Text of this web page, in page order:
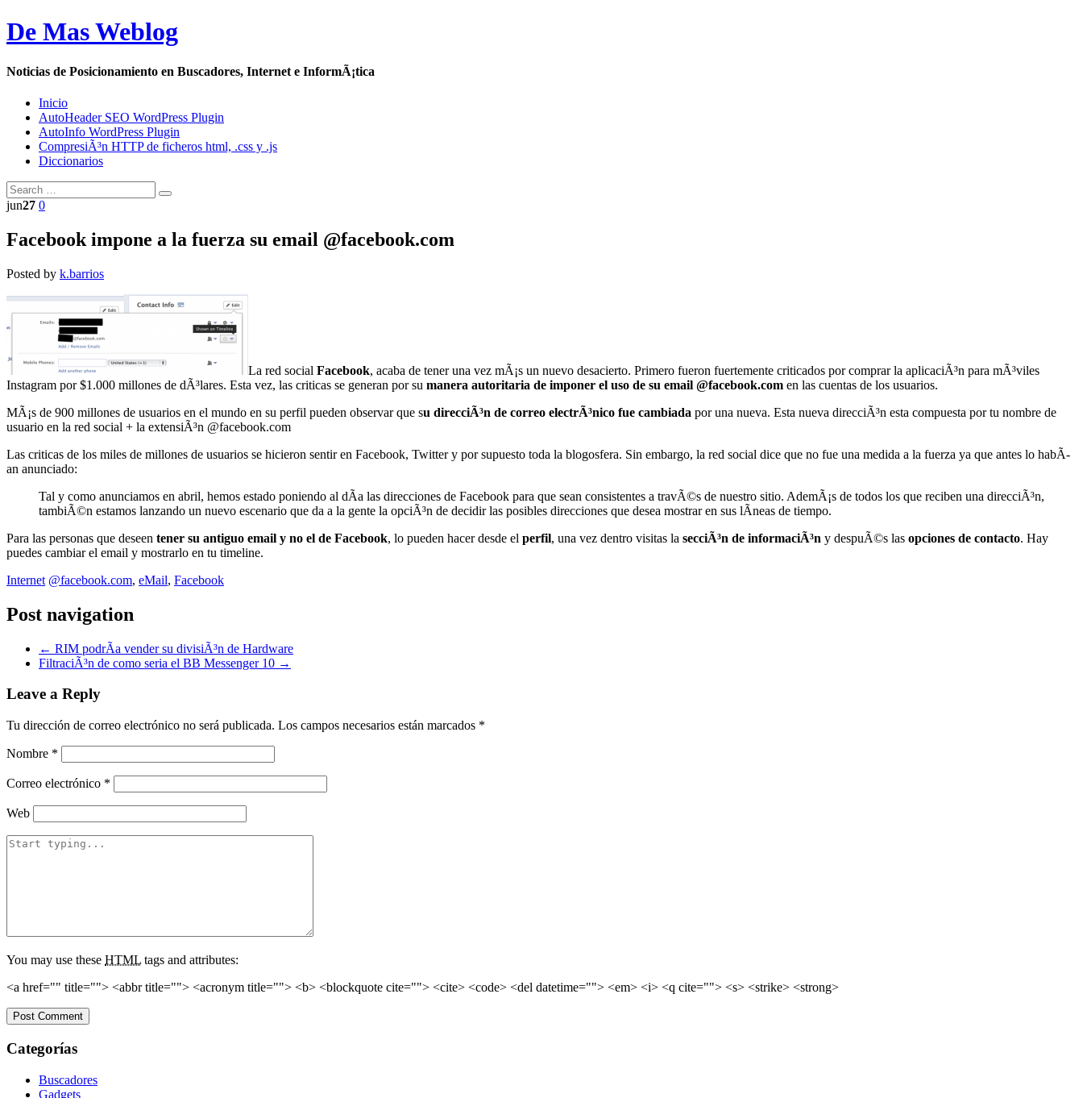
De Mas Weblog
Noticias de Posicionamiento en Buscadores, Internet e InformÃ¡tica
Inicio
AutoHeader SEO WordPress Plugin
AutoInfo WordPress Plugin
CompresiÃ³n HTTP de ficheros html, .css y .js
Diccionarios
jun27 0
Facebook impone a la fuerza su email @facebook.com
Posted by k.barrios
La red social Facebook, acaba de tener una vez mÃ¡s un nuevo desacierto. Primero fueron fuertemente criticados por comprar la aplicaciÃ³n para mÃ³viles
Instagram por $1.000 millones de dÃ³lares. Esta vez, las criticas se generan por su manera autoritaria de imponer el uso de su email @facebook.com en las cuentas de los usuarios.
MÃ¡s de 900 millones de usuarios en el mundo en su perfil pueden observar que su direcciÃ³n de correo electrÃ³nico fue cambiada por una nueva. Esta nueva direcciÃ³n esta compuesta por tu nombre de
usuario en la red social + la extensiÃ³n @facebook.com
Las criticas de los miles de millones de usuarios se hicieron sentir en Facebook, Twitter y por supuesto toda la blogosfera. Sin embargo, la red social dice que no fue una medida a la fuerza ya que antes lo habÃ­
an anunciado:
Tal y como anunciamos en abril, hemos estado poniendo al dÃ­a las direcciones de Facebook para que sean consistentes a travÃ©s de nuestro sitio. AdemÃ¡s de todos los que reciben una direcciÃ³n,
tambiÃ©n estamos lanzando un nuevo escenario que da a la gente la opciÃ³n de decidir las posibles direcciones que desea mostrar en sus lÃ­neas de tiempo.
Para las personas que deseen tener su antiguo email y no el de Facebook, lo pueden hacer desde el perfil, una vez dentro visitas la secciÃ³n de informaciÃ³n y despuÃ©s las opciones de contacto. Hay
puedes cambiar el email y mostrarlo en tu timeline.
Internet @facebook.com, eMail, Facebook
Post navigation
← RIM podrÃ­a vender su divisiÃ³n de Hardware
FiltraciÃ³n de como seria el BB Messenger 10 →
Leave a Reply
Tu dirección de correo electrónico no será publicada. Los campos necesarios están marcados *
Nombre *
Correo electrónico *
Web
You may use these HTML tags and attributes:
<a href="" title=""> <abbr title=""> <acronym title=""> <b> <blockquote cite=""> <cite> <code> <del datetime=""> <em> <i> <q cite=""> <s> <strike> <strong>
Categorías
Buscadores
Gadgets